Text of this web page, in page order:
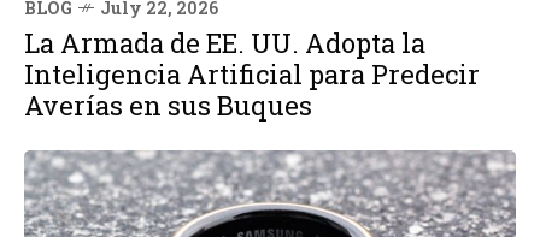
BLOG July 22, 2026
La Armada de EE. UU. Adopta la
Inteligencia Artificial para Predecir
Averías en sus Buques